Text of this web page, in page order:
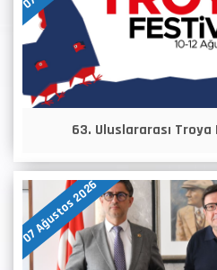
63. Uluslararası Troya
07 Ağustos 2026